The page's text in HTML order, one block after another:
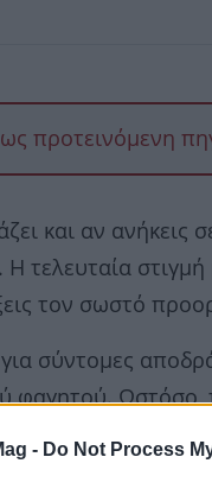
- Do Not Process
ως προτεινόμενη
και αν ανήκεις
τελευταία
τον σωστό
σύντομες
φαγητού. Ωστόσο,
όμως.